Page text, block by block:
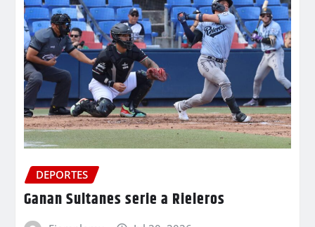
DEPORTES
Ganan Sultanes serie a Rieleros